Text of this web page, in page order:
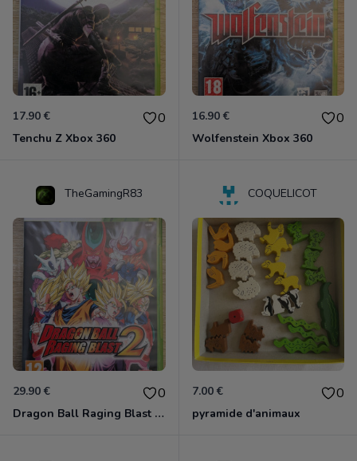
17.90 € 0
Tenchu Z Xbox 360
16.90 € 0
Wolfenstein Xbox 360
TheGamingR83
29.90 € 0
Dragon Ball Raging Blast 2 Xbox 360
COQUELICOT
7.00 € 0
pyramide d'animaux